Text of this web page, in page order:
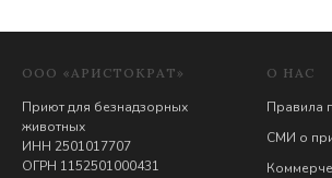
ООО «АРИСТОКРАТ»
Приют для безнадзорных
животных
ИНН 2501017707
ОГРН 1152501000431
О НАС
Правила
СМИ о